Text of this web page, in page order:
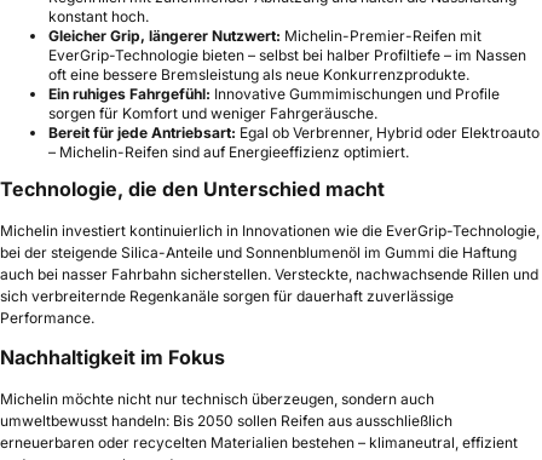
konstant hoch.
Gleicher Grip, längerer Nutzwert: Michelin-Premier-Reifen mit
EverGrip-Technologie bieten – selbst bei halber Profiltiefe – im Nassen
oft eine bessere Bremsleistung als neue Konkurrenzprodukte.
Ein ruhiges Fahrgefühl: Innovative Gummimischungen und Profile
sorgen für Komfort und weniger Fahrgeräusche.
Bereit für jede Antriebsart: Egal ob Verbrenner, Hybrid oder Elektroauto
– Michelin-Reifen sind auf Energieeffizienz optimiert.
Technologie, die den Unterschied macht
Michelin investiert kontinuierlich in Innovationen wie die EverGrip-Technologie,
bei der steigende Silica-Anteile und Sonnenblumenöl im Gummi die Haftung
auch bei nasser Fahrbahn sicherstellen. Versteckte, nachwachsende Rillen und
sich verbreiternde Regenkanäle sorgen für dauerhaft zuverlässige
Performance.
Nachhaltigkeit im Fokus
Michelin möchte nicht nur technisch überzeugen, sondern auch
umweltbewusst handeln: Bis 2050 sollen Reifen aus ausschließlich
erneuerbaren oder recycelten Materialien bestehen – klimaneutral, effizient